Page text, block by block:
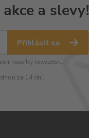
a slevy!
Přihlásit se
rozesílky newsletteru.
za 14 dní.